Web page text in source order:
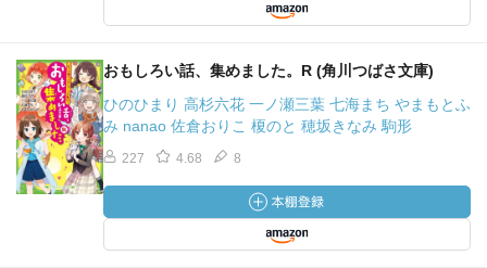
おもしろい話、集めました。R (角川つばさ文庫)
ひのひまり 高杉六花 一ノ瀬三葉 七海まち やまもとふ
み nanao 佐倉おりこ 榎のと 穂坂きなみ 駒形
227 4.68 8